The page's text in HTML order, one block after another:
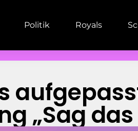
Politik Royals
„Sag